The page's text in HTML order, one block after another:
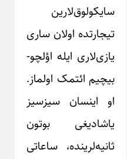
سایکولوق‌لارین
تیجارتده اولان ساری
یازی‌لاری ایله اؤلچو-
بیچیم ائتمک اولماز.
او اینسان سیزسیز
یاشادیغی بوتون
ثانیه‌لرینده، ساعاتی